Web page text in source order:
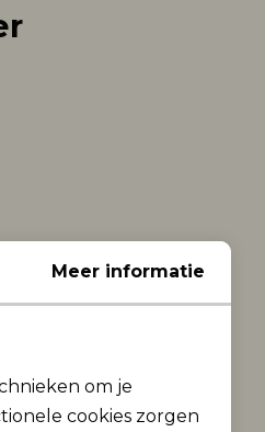
cookies
Meer informatie
om je
cookies zorgen